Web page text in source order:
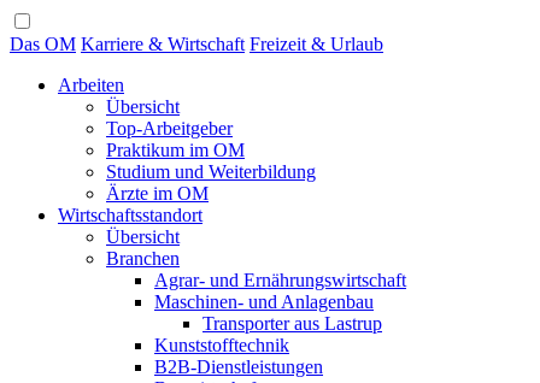
Das OM Karriere & Wirtschaft Freizeit & Urlaub
Arbeiten
Übersicht
Top-Arbeitgeber
Praktikum im OM
Studium und Weiterbildung
Ärzte im OM
Wirtschaftsstandort
Übersicht
Branchen
Agrar- und Ernährungswirtschaft
Maschinen- und Anlagenbau
Transporter aus Lastrup
Kunststofftechnik
B2B-Dienstleistungen